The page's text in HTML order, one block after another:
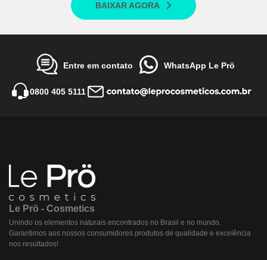
BAIXAR AGORA
Entre em contato WhatsApp Le Prö
0800 405 5111
Le Prö - Cosmetics
Unindo os elementos naturais encontrados no Brasil e no mundo.
Garantimos aos nossos consumidores produtos de qualidade e excelência
nos resultados!